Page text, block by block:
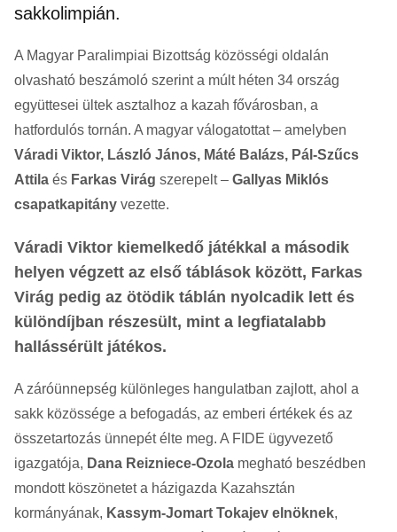
sakkolimpián.
A Magyar Paralimpiai Bizottság közösségi oldalán
olvasható beszámoló szerint a múlt héten 34 ország
együttesei ültek asztalhoz a kazah fővárosban, a
hatfordulós tornán. A magyar válogatottat – amelyben
Váradi Viktor, László János, Máté Balázs, Pál-Szűcs
Attila és Farkas Virág szerepelt – Gallyas Miklós
csapatkapitány vezette.
Váradi Viktor kiemelkedő játékkal a második
helyen végzett az első táblások között, Farkas
Virág pedig az ötödik táblán nyolcadik lett és
különdíjban részesült, mint a legfiatalabb
hallássérült játékos.
A záróünnepség különleges hangulatban zajlott, ahol a
sakk közössége a befogadás, az emberi értékek és az
összetartozás ünnepét élte meg. A FIDE ügyvezető
igazgatója, Dana Reizniece-Ozola megható beszédben
mondott köszönetet a házigazda Kazahsztán
kormányának, Kassym-Jomart Tokajev elnöknek,